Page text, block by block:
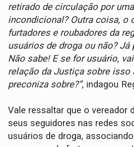
retirado de circulação por
incondicional? Outra coisa, o
furtadores e roubadores da
usuários de droga ou não?
Não sabe! E se for usuário,
relação da Justiça sobre isso
preconiza sobre?”, indagou
Vale ressaltar que o vereador
seus seguidores nas redes
usuários de droga,